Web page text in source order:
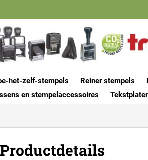
het-zelf-stempels Reiner stempels
en stempelaccessoires
Productdetails